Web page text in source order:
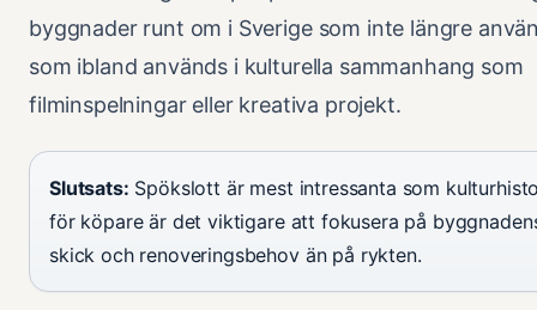
byggnader runt om i Sverige som inte längre
som ibland används i kulturella sammanhang som
filminspelningar eller kreativa projekt.
Slutsats: Spökslott är mest intressanta som
för köpare är det viktigare att fokusera på
skick och renoveringsbehov än på rykten.